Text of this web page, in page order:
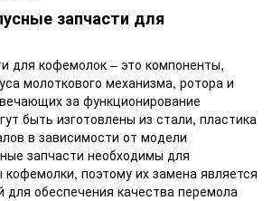
запчасти для
для кофемолок – это компоненты,
молоткового механизма, ротора и
за функционирование
быть изготовлены из стали, пластика
в зависимости от модели
запчасти необходимы для
поэтому их замена является
для обеспечения качества перемола